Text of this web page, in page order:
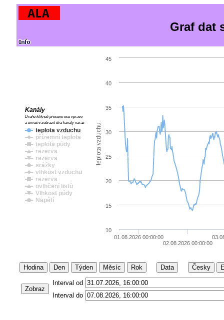
Graf dat
teplota vzduchu
teplota vzduchu
přízemní teplota
teplota půdy
rezerva
rezerva
srážky
vlhkost vzduchu
rezerva
ovlhčení listů
Vlhkost půdy
Napětí
Kanály
Druhé kliknutí přesune osu vpravo
a umožní zobrazit dva kanály naráz
01.08.2026 00:00:00
02.08.2026 00:00:00
10
15
20
25
30
35
40
45
Hodina Den Týden Měsíc Rok Data Česky
Zobraz
Interval od
Interval do